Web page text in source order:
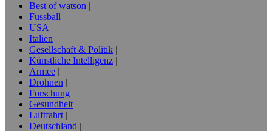
Best of watson
Fussball
USA
Italien
Gesellschaft & Politik
Künstliche Intelligenz
Armee
Drohnen
Forschung
Gesundheit
Luftfahrt
Deutschland